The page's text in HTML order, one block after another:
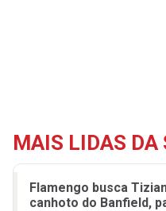
MAIS LIDAS DA
Flamengo busca
canhoto do Banfield,